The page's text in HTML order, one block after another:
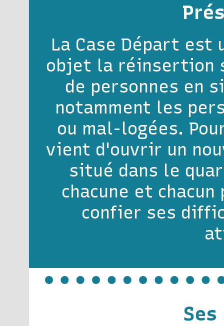
La Case Départ est
objet la réinsertion
de personnes en
notamment les
ou mal-logées.
vient d'ouvrir un
situé dans le
chacune et
confier ses